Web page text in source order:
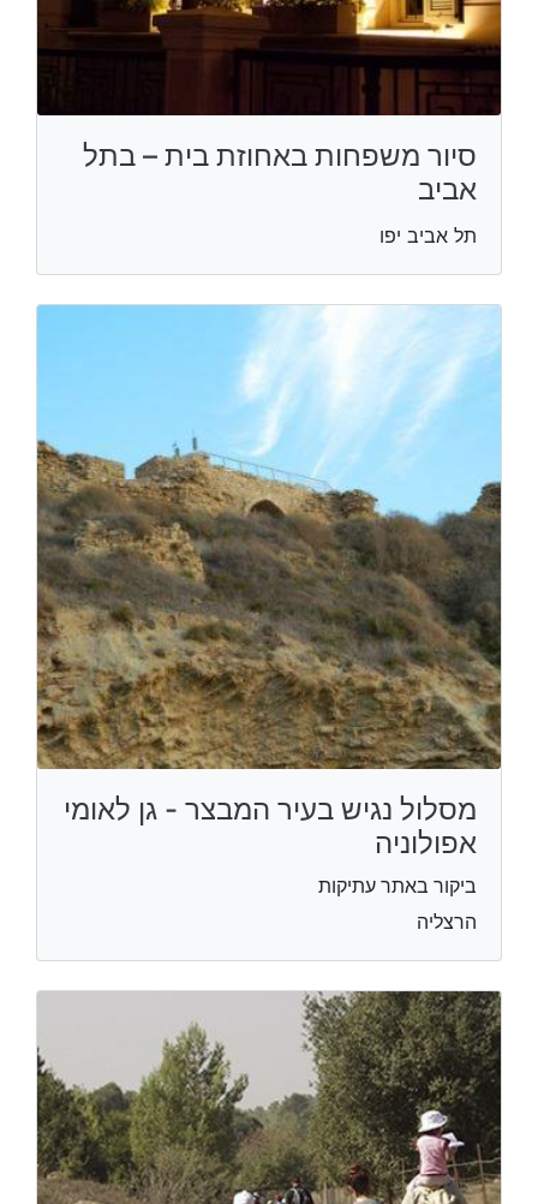
סיור משפחות באחוזת בית – בתל
אביב
תל אביב יפו
מסלול נגיש בעיר המבצר - גן לאומי
אפולוניה
ביקור באתר עתיקות
הרצליה